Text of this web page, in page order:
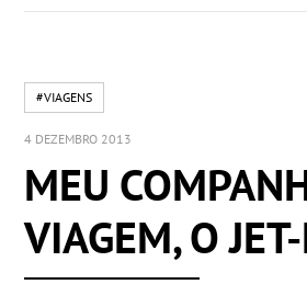
#VIAGENS
4 DEZEMBRO 2013
MEU
VIAGEM, O